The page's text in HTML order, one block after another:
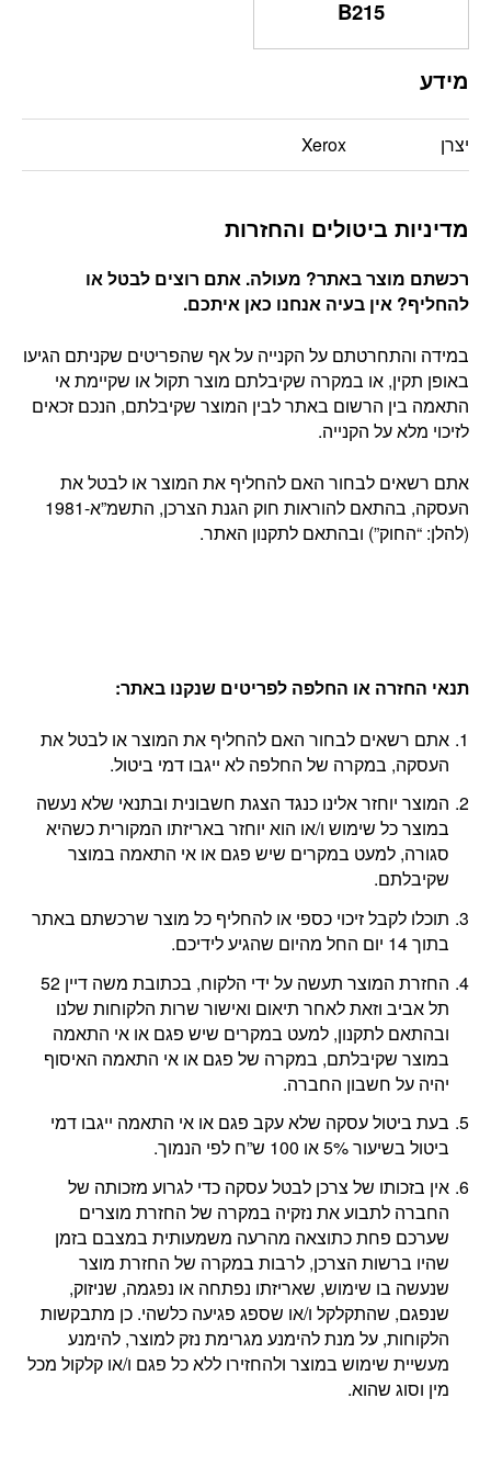
B215
מידע
יצרן Xerox
מדיניות ביטולים והחזרות
רכשתם מוצר באתר? מעולה. אתם רוצים לבטל או
להחליף? אין בעיה אנחנו כאן איתכם.
במידה והתחרטתם על הקנייה על אף שהפריטים שקניתם הגיעו
באופן תקין, או במקרה שקיבלתם מוצר תקול או שקיימת אי
התאמה בין הרשום באתר לבין המוצר שקיבלתם, הנכם זכאים
לזיכוי מלא על הקנייה.
אתם רשאים לבחור האם להחליף את המוצר או לבטל את
העסקה, בהתאם להוראות חוק הגנת הצרכן, התשמ”א-1981
(להלן: “החוק”) ובהתאם לתקנון האתר.
תנאי החזרה או החלפה לפריטים שנקנו באתר:
אתם רשאים לבחור האם להחליף את המוצר או לבטל את
העסקה, במקרה של החלפה לא ייגבו דמי ביטול.
המוצר יוחזר אלינו כנגד הצגת חשבונית ובתנאי שלא נעשה
במוצר כל שימוש ו/או הוא יוחזר באריזתו המקורית כשהיא
סגורה, למעט במקרים שיש פגם או אי התאמה במוצר
שקיבלתם.
תוכלו לקבל זיכוי כספי או להחליף כל מוצר שרכשתם באתר
בתוך 14 יום החל מהיום שהגיע לידיכם.
החזרת המוצר תעשה על ידי הלקוח, בכתובת משה דיין 52
תל אביב וזאת לאחר תיאום ואישור שרות הלקוחות שלנו
ובהתאם לתקנון, למעט במקרים שיש פגם או אי התאמה
במוצר שקיבלתם, במקרה של פגם או אי התאמה האיסוף
יהיה על חשבון החברה.
בעת ביטול עסקה שלא עקב פגם או אי התאמה ייגבו דמי
ביטול בשיעור 5% או 100 ש”ח לפי הנמוך.
אין בזכותו של צרכן לבטל עסקה כדי לגרוע מזכותה של
החברה לתבוע את נזקיה במקרה של החזרת מוצרים
שערכם פחת כתוצאה מהרעה משמעותית במצבם בזמן
שהיו ברשות הצרכן, לרבות במקרה של החזרת מוצר
שנעשה בו שימוש, שאריזתו נפתחה או נפגמה, שניזוק,
שנפגם, שהתקלקל ו/או שספג פגיעה כלשהי. כן מתבקשות
הלקוחות, על מנת להימנע מגרימת נזק למוצר, להימנע
מעשיית שימוש במוצר ולהחזירו ללא כל פגם ו/או קלקול מכל
מין וסוג שהוא.